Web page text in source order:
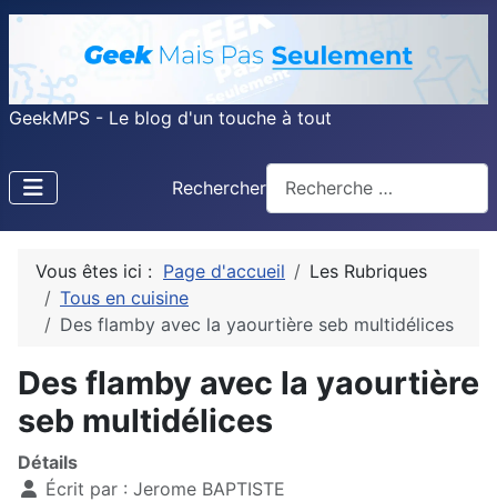
GeekMPS - Le blog d'un touche à tout
Rechercher
Vous êtes ici : Page d'accueil
Les Rubriques
Tous en cuisine
Des flamby avec la yaourtière seb multidélices
Des flamby avec la yaourtière
seb multidélices
Détails
Écrit par : Jerome BAPTISTE